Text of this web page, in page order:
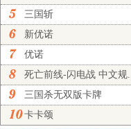
三国斩
新优诺
优诺
死亡前线-闪电战 中文规
三国杀无双版卡牌
卡卡颂